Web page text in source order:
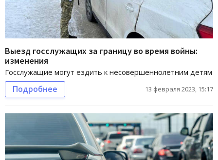
Выезд госслужащих за границу во время войны:
изменения
Госслужащие могут ездить к несовершеннолетним детям
Подробнее 13 февраля 2023, 15:17